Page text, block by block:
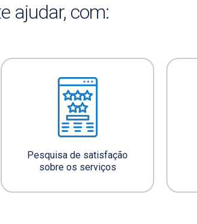
ajudar, com:
Pesquisa de satisfação
sobre os serviços